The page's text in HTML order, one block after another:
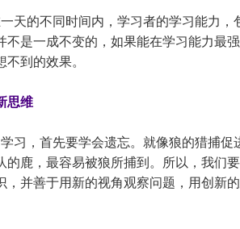
的不同时间内，学习者的学习能力，
不是一成不变的，如果能在学习能力最
不到的效果。
思维
，首先要学会遗忘。就像狼的猎捕促
的鹿，最容易被狼所捕到。所以，我们
，并善于用新的视角观察问题，用创新